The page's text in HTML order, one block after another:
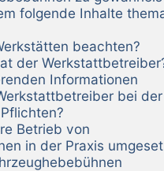
folgende Inhalte
beachten?
der
Informationen
bei der
Betrieb von
in der Praxis